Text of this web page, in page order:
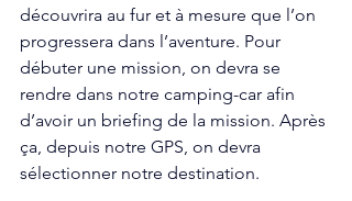
découvrira au fur et à mesure que l’on
progressera dans l’aventure. Pour
débuter une mission, on devra se
rendre dans notre camping-car afin
d’avoir un briefing de la mission. Après
ça, depuis notre GPS, on devra
sélectionner notre destination.